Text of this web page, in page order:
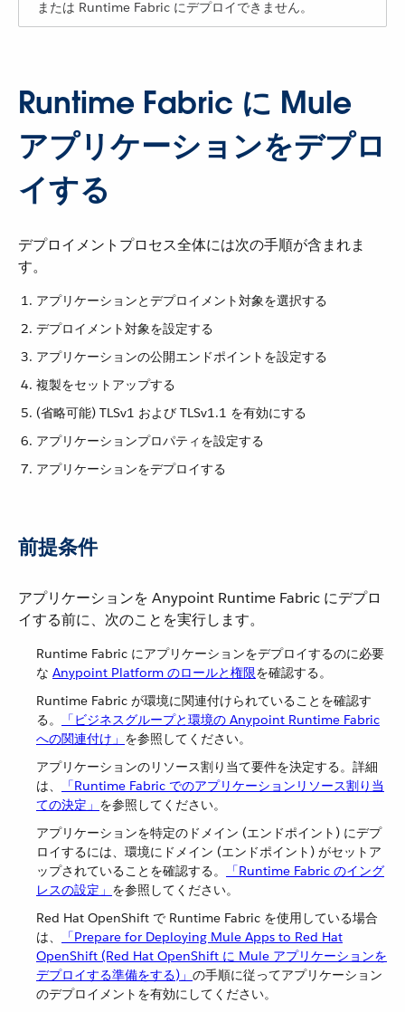
または Runtime Fabric にデプロイできません。
Runtime Fabric に Mule
アプリケーションをデプロ
イする
デプロイメントプロセス全体には次の手順が含まれま
す。
アプリケーションとデプロイメント対象を選択する
デプロイメント対象を設定する
アプリケーションの公開エンドポイントを設定する
複製をセットアップする
(省略可能) TLSv1 および TLSv1.1 を有効にする
アプリケーションプロパティを設定する
アプリケーションをデプロイする
前提条件
アプリケーションを Anypoint Runtime Fabric にデプロ
イする前に、次のことを実行します。
Runtime Fabric にアプリケーションをデプロイするのに必要
な ​ Anypoint Platform のロールと権限​を確認する。
Runtime Fabric が環境に関連付けられていることを確認す
る。​
「ビジネスグループと環境の Anypoint Runtime Fabric
への関連付け」 ​を参照してください。
アプリケーションのリソース割り当て要件を決定する。詳細
は、​
「Runtime Fabric でのアプリケーションリソース割り当
ての決定」 ​を参照してください。
アプリケーションを特定のドメイン (エンドポイント) にデプ
ロイするには、環境にドメイン (エンドポイント) がセットア
ップされていることを確認する。​
「Runtime Fabric のイング
レスの設定」 ​を参照してください。
Red Hat OpenShift で Runtime Fabric を使用している場合
は、​
「Prepare for Deploying Mule Apps to Red Hat
OpenShift (Red Hat OpenShift に Mule アプリケーションを
デプロイする準備をする)」 ​の手順に従ってアプリケーション
のデプロイメントを有効にしてください。